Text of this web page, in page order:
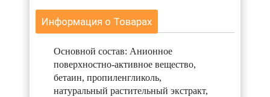
Информация о Товарах
Основной состав: Анионное
поверхностно-активное вещество,
бетаин, пропиленгликоль,
натуральный растительный экстракт,